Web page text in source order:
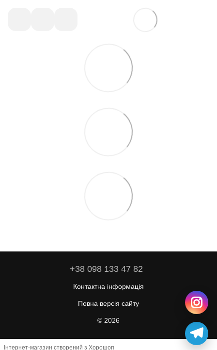
+38 098 133 47 82
Контактна інформація
Повна версія сайту
© 2026
Інтернет-магазин створений з Хорошоп